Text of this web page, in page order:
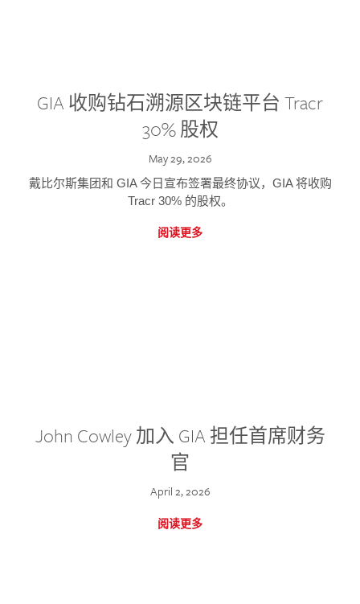
GIA 收购钻石溯源区块链平台 Tracr
30% 股权
May 29, 2026
戴比尔斯集团和 GIA 今日宣布签署最终协议，GIA 将收购
Tracr 30% 的股权。
阅读更多
John Cowley 加入 GIA 担任首席财务
官
April 2, 2026
阅读更多